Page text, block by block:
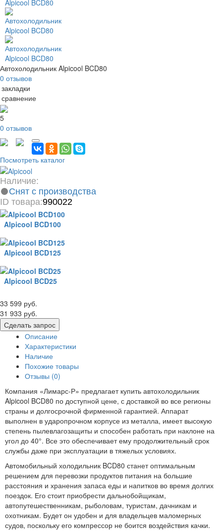
Автохолодильник Alpicool BCD80
0 отзывов
5
0 отзывов
Посмотреть каталог
Наличие:
Снят с производства
ID товара:990022
Alpicool BCD100
Alpicool BCD125
Alpicool BCD25
33 599 руб.
31 933 руб.
Сделать запрос
Описание
Характеристики
Наличие
Похожие товары
Отзывы (0)
Компания «Лимарс-Р» предлагает купить автохолодильник
Alpicool BCD80 по доступной цене, с доставкой во все регионы
страны и долгосрочной фирменной гарантией. Аппарат
выполнен в ударопрочном корпусе из металла, имеет высокую
степень пылевлагозащиты и способен работать при наклоне на
угол до 40°. Все это обеспечивает ему продолжительный срок
службы даже при эксплуатации в тяжелых условиях.
Автомобильный холодильник BCD80 станет оптимальным
решением для перевозки продуктов питания на большие
расстояния и хранения запаса еды и напитков во время долгих
поездок. Его стоит приобрести дальнобойщикам,
автопутешественникам, рыболовам, туристам, дачникам и
охотникам. Будет он удобен и для владельцев маломерных
судов, поскольку его компрессор не боится воздействия качки.